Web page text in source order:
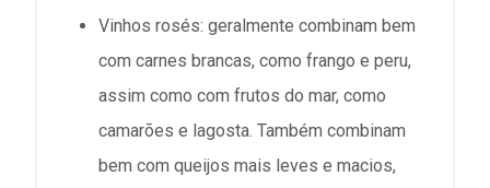
Vinhos rosés: geralmente combinam bem
com carnes brancas, como frango e peru,
assim como com frutos do mar, como
camarões e lagosta. Também combinam
bem com queijos mais leves e macios,